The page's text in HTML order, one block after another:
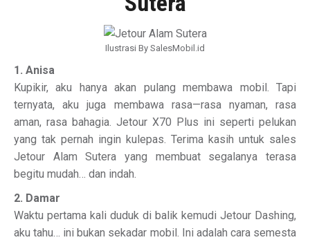
Ilustrasi By SalesMobil.id
1. Anisa
Kupikir, aku hanya akan pulang membawa mobil. Tapi
ternyata, aku juga membawa rasa—rasa nyaman, rasa
aman, rasa bahagia. Jetour X70 Plus ini seperti pelukan
yang tak pernah ingin kulepas. Terima kasih untuk sales
Jetour Alam Sutera yang membuat segalanya terasa
begitu mudah… dan indah.
2. Damar
Waktu pertama kali duduk di balik kemudi Jetour Dashing,
aku tahu… ini bukan sekadar mobil. Ini adalah cara semesta